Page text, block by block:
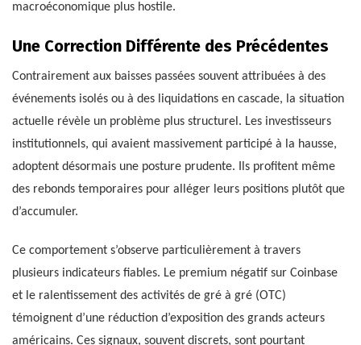
macroéconomique plus hostile.
Une Correction Différente des Précédentes
Contrairement aux baisses passées souvent attribuées à des
événements isolés ou à des liquidations en cascade, la situation
actuelle révèle un problème plus structurel. Les investisseurs
institutionnels, qui avaient massivement participé à la hausse,
adoptent désormais une posture prudente. Ils profitent même
des rebonds temporaires pour alléger leurs positions plutôt que
d’accumuler.
Ce comportement s’observe particulièrement à travers
plusieurs indicateurs fiables. Le premium négatif sur Coinbase
et le ralentissement des activités de gré à gré (OTC)
témoignent d’une réduction d’exposition des grands acteurs
américains. Ces signaux, souvent discrets, sont pourtant